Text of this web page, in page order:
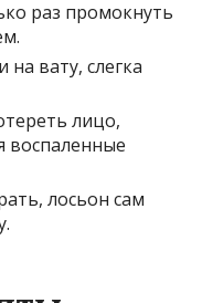
раз промокнуть
вату, слегка
лицо,
воспаленные
лосьон сам